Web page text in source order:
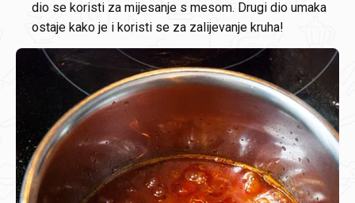
dio se koristi za mijesanje s mesom. Drugi dio umaka
ostaje kako je i koristi se za zalijevanje kruha!